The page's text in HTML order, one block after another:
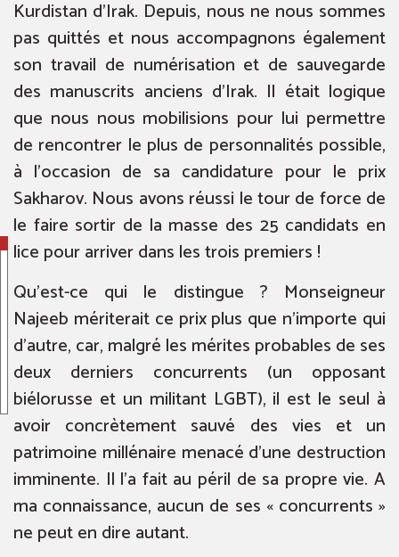
Kurdistan d’Irak. Depuis, nous ne nous sommes
pas quittés et nous accompagnons également
son travail de numérisation et de sauvegarde
des manuscrits anciens d’Irak. Il était logique
que nous nous mobilisions pour lui permettre
de rencontrer le plus de personnalités possible,
à l’occasion de sa candidature pour le prix
Sakharov. Nous avons réussi le tour de force de
le faire sortir de la masse des 25 candidats en
lice pour arriver dans les trois premiers !
Qu’est-ce qui le distingue ? Monseigneur
Najeeb mériterait ce prix plus que n’importe qui
d’autre, car, malgré les mérites probables de ses
deux derniers concurrents (un opposant
biélorusse et un militant LGBT), il est le seul à
avoir concrètement sauvé des vies et un
patrimoine millénaire menacé d’une destruction
imminente. Il l’a fait au péril de sa propre vie. A
ma connaissance, aucun de ses « concurrents »
ne peut en dire autant.